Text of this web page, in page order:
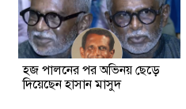
হজ পালনের পর অভিনয় ছেড়ে
দিয়েছেন হাসান মাসুদ